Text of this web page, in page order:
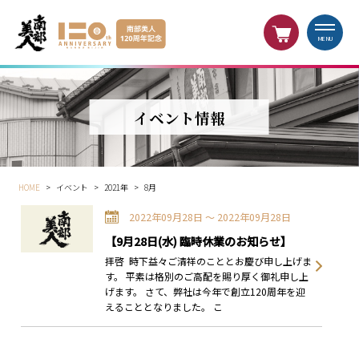
MENU
イベント情報
HOME > イベント > 2021年 > 8月
2022年09月28日 〜 2022年09月28日
【9月28日(水) 臨時休業のお知らせ】
拝啓 時下益々ご清祥のこととお慶び申し上げま
す。 平素は格別のご高配を賜り厚く御礼申し上
げます。 さて、弊社は今年で創立120周年を迎
えることとなりました。 こ